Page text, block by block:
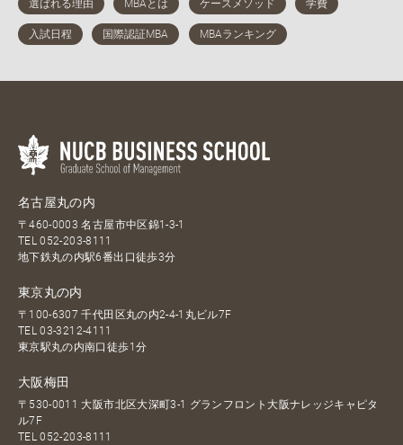
名古屋丸の内
〒460-0003 名古屋市中区錦1-3-1
TEL052-203-8111
地下鉄丸の内駅6番出口徒歩3分
東京丸の内
〒100-6307 千代田区丸の内2-4-1丸ビル7F
TEL03-3212-4111
東京駅丸の内南口徒歩1分
大阪梅田
〒530-0011 大阪市北区大深町3-1 グランフロント大阪ナレッジキャピタ
ル7F
TEL052-203-8111